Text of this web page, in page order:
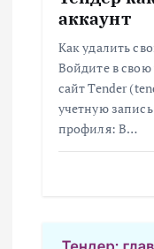
аккаунт
Как удалить
Войдите в
сайт Tender
учетную
профиля: В…